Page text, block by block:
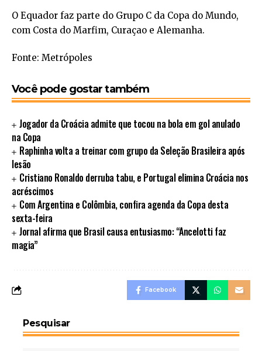
O Equador faz parte do Grupo C da Copa do Mundo,
com Costa do Marfim, Curaçao e Alemanha.
Fonte: Metrópoles
Você pode gostar também
Jogador da Croácia admite que tocou na bola em gol anulado
na Copa
Raphinha volta a treinar com grupo da Seleção Brasileira após
lesão
Cristiano Ronaldo derruba tabu, e Portugal elimina Croácia nos
acréscimos
Com Argentina e Colômbia, confira agenda da Copa desta
sexta-feira
Jornal afirma que Brasil causa entusiasmo: “Ancelotti faz
magia”
Facebook
Pesquisar